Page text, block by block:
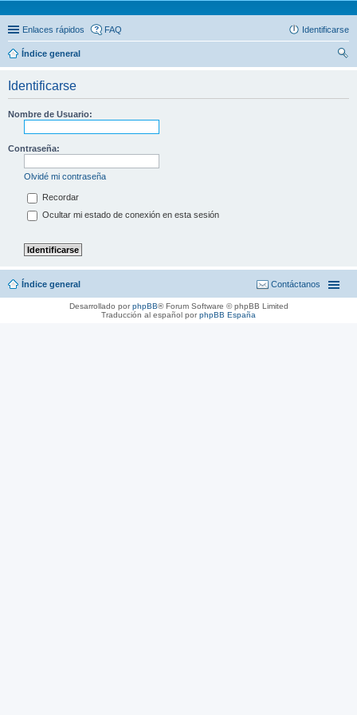
Enlaces rápidos FAQ Identificarse
Índice general
Identificarse
Nombre de Usuario:
Contraseña:
Olvidé mi contraseña
Recordar
Ocultar mi estado de conexión en esta sesión
Índice general Contáctanos
Desarrollado porphpBB® Forum Software © phpBB Limited
Traducción al español porphpBB España